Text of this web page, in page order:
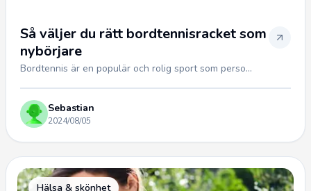
Så väljer du rätt bordtennisracket som
nybörjare
Bordtennis är en populär och rolig sport som perso...
Sebastian
2024/08/05
Hälsa & skönhet